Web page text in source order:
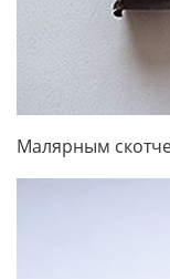
Малярным